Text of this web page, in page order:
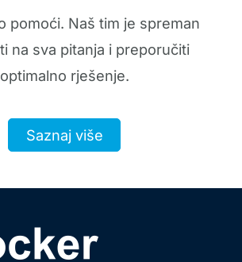
pomoći. Naš tim je spreman
na sva pitanja i preporučiti
optimalno rješenje.
Saznaj više